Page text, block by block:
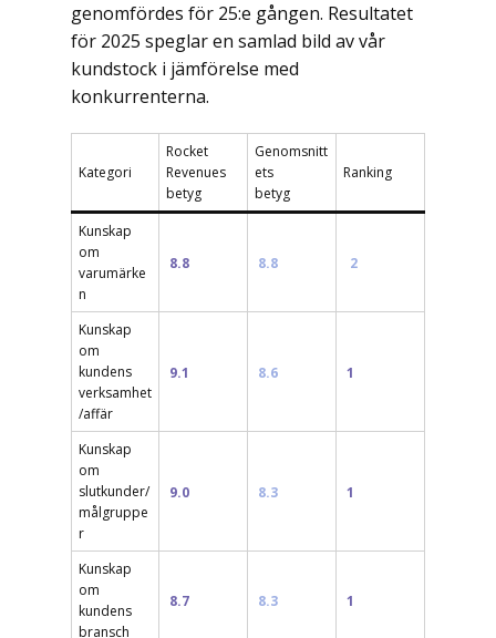
genomfördes för 25:e gången. Resultatet
för 2025 speglar en samlad bild av vår
kundstock i jämförelse med
konkurrenterna.
Kategori
Rocket
Revenues
betyg
Genomsnitt
ets
betyg
Ranking
Kunskap
om
varumärke
n
8.8 8.8 2
Kunskap
om
kundens
verksamhet
/affär
9.1 8.6 1
Kunskap
om
slutkunder/
målgruppe
r
9.0 8.3 1
Kunskap
om
kundens
bransch
8.7 8.3 1